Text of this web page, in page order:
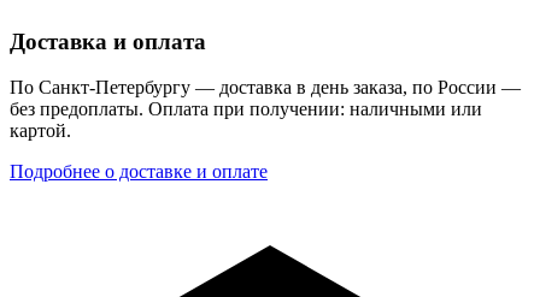
Доставка и оплата
По Санкт-Петербургу — доставка в день заказа, по России —
без предоплаты. Оплата при получении: наличными или
картой.
Подробнее о доставке и оплате